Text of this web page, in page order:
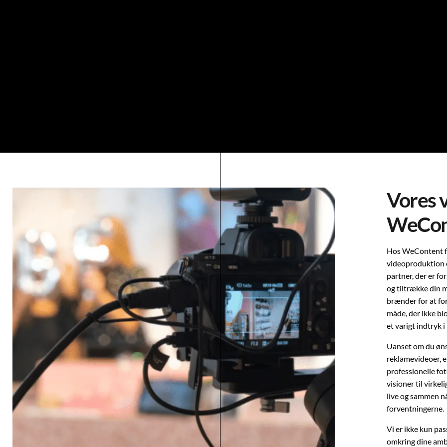
Vores
Hos WeContent
videoproduktion
partner, der er
og tiltrække din
brænder for at
måde, der ikke
et varigt indtryk i
Uanset om du
reklamevideoer,
professionelle
visioner til
live og sammen
forventningerne.
Vi er ikke kun
omkring dine